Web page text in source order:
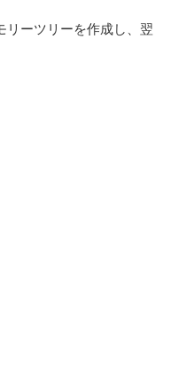
リーツリーを作成し、翌